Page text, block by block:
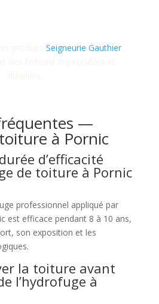
Seigneurie Gauthier,
—
à Pornic
d’efficacité
de toiture à Pornic
professionnel appliqué par
est efficace pendant 8 à 10 ans,
son exposition et les
la toiture avant
l’hydrofuge à